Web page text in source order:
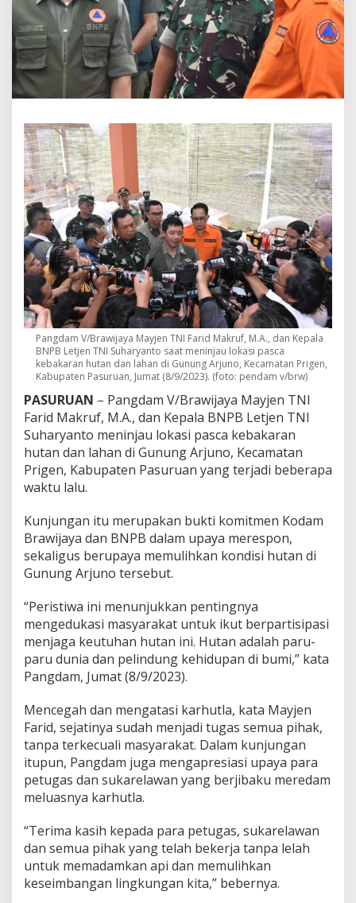
d
a
n
K
e
p
a
T
i
n
j
a
u
L
o
k
a
s
i
K
a
h
u
t
l
a
d
u
n
u
n
g
r
j
u
n
o
Pangdam V/Brawijaya Mayjen TNI Farid Makruf, M.A., dan Kepala
BNPB Letjen TNI Suharyanto saat meninjau lokasi pasca
kebakaran hutan dan lahan di Gunung Arjuno, Kecamatan Prigen,
Kabupaten Pasuruan, Jumat (8/9/2023). (foto: pendam v/brw)
PASURUAN – Pangdam V/Brawijaya Mayjen TNI
Farid Makruf, M.A., dan Kepala BNPB Letjen TNI
Suharyanto meninjau lokasi pasca kebakaran
hutan dan lahan di Gunung Arjuno, Kecamatan
Prigen, Kabupaten Pasuruan yang terjadi beberapa
waktu lalu.
Kunjungan itu merupakan bukti komitmen Kodam
Brawijaya dan BNPB dalam upaya merespon,
sekaligus berupaya memulihkan kondisi hutan di
Gunung Arjuno tersebut.
“Peristiwa ini menunjukkan pentingnya
mengedukasi masyarakat untuk ikut berpartisipasi
menjaga keutuhan hutan ini. Hutan adalah paru-
paru dunia dan pelindung kehidupan di bumi,” kata
Pangdam, Jumat (8/9/2023).
Mencegah dan mengatasi karhutla, kata Mayjen
Farid, sejatinya sudah menjadi tugas semua pihak,
tanpa terkecuali masyarakat. Dalam kunjungan
itupun, Pangdam juga mengapresiasi upaya para
petugas dan sukarelawan yang berjibaku meredam
meluasnya karhutla.
“Terima kasih kepada para petugas, sukarelawan
dan semua pihak yang telah bekerja tanpa lelah
untuk memadamkan api dan memulihkan
keseimbangan lingkungan kita,” bebernya.